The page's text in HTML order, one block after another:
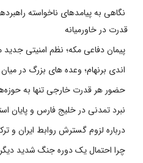
نگاهی به پیامدهای ناخواسته
قدرت در خاورمیانه
پیمان دفاعی مکه؛ نظم امنیتی جدید
اندی برنهام؛ وعده های بزرگ در
حضور هر قدرت خارجی تنها به
نبرد تمدنی در خلیج فارس و پایان
درباره لزوم گسترش روابط ایران و
چرا احتمال یک دوره جنگ شدید